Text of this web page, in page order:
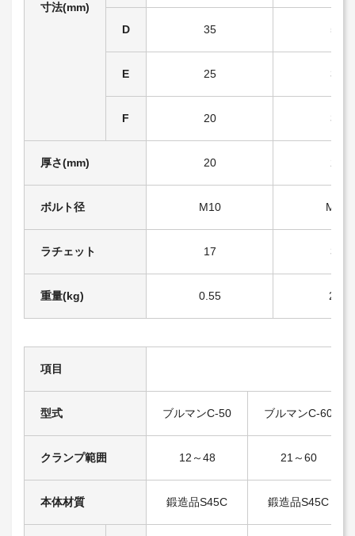
寸法(mm)
D 35 55
E 25 36
F 20 35
厚さ(mm) 20 21
ボルト径 M10 M24
ラチェット 17 36
重量(kg) 0.55 2.9
項目
型式 ブルマンC-50 ブルマンC-60
クランプ範囲 12～48 21～60
本体材質 鍛造品S45C 鍛造品S45C